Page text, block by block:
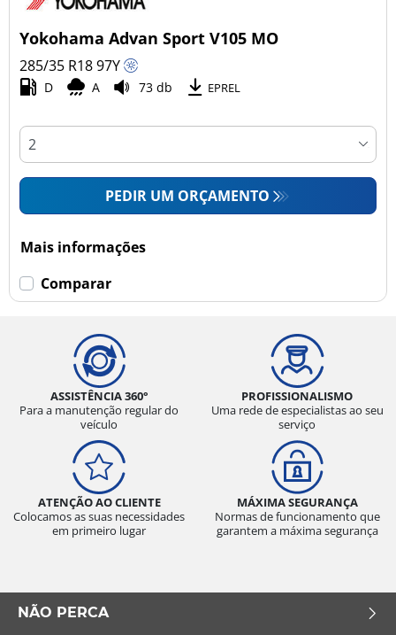
Yokohama Advan Sport V105 MO
285/35 R1897Y
D A 73 db EPREL
PEDIR UM ORÇAMENTO
Mais informações
Comparar
ASSISTÊNCIA 360°
Para a manutenção regular do
veículo
PROFISSIONALISMO
Uma rede de especialistas ao seu
serviço
ATENÇÃO AO CLIENTE
Colocamos as suas necessidades
em primeiro lugar
MÁXIMA SEGURANÇA
Normas de funcionamento que
garantem a máxima segurança
NÃO PERCA